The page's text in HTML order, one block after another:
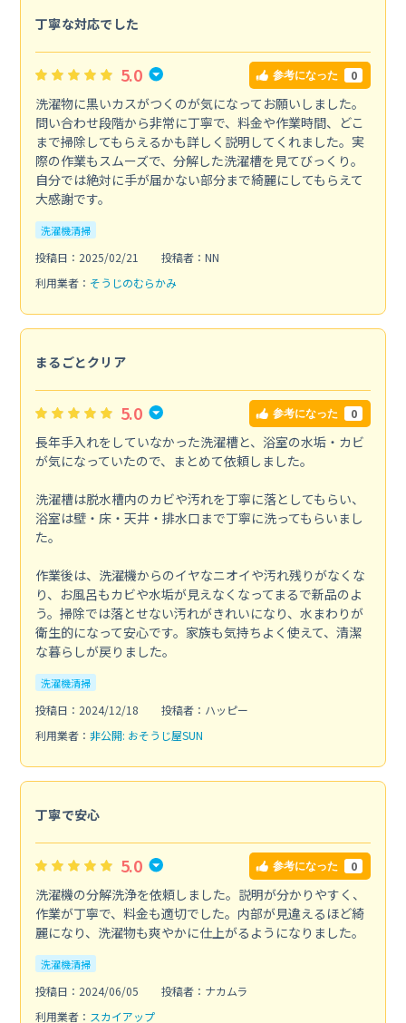
丁寧な対応でした
5.0 参考になった 0
洗濯物に黒いカスがつくのが気になってお願いしました。
問い合わせ段階から非常に丁寧で、料金や作業時間、どこ
まで掃除してもらえるかも詳しく説明してくれました。実
際の作業もスムーズで、分解した洗濯槽を見てびっくり。
自分では絶対に手が届かない部分まで綺麗にしてもらえて
大感謝です。
洗濯機清掃
投稿日：2025/02/21
投稿者：NN
利用業者： そうじのむらかみ
まるごとクリア
5.0 参考になった 0
長年手入れをしていなかった洗濯槽と、浴室の水垢・カビ
が気になっていたので、まとめて依頼しました。
洗濯槽は脱水槽内のカビや汚れを丁寧に落としてもらい、
浴室は壁・床・天井・排水口まで丁寧に洗ってもらいまし
た。
作業後は、洗濯機からのイヤなニオイや汚れ残りがなくな
り、お風呂もカビや水垢が見えなくなってまるで新品のよ
う。掃除では落とせない汚れがきれいになり、水まわりが
衛生的になって安心です。家族も気持ちよく使えて、清潔
な暮らしが戻りました。
洗濯機清掃
投稿日：2024/12/18
投稿者：ハッピー
利用業者： 非公開: おそうじ屋SUN
丁寧で安心
5.0 参考になった 0
洗濯機の分解洗浄を依頼しました。説明が分かりやすく、
作業が丁寧で、料金も適切でした。内部が見違えるほど綺
麗になり、洗濯物も爽やかに仕上がるようになりました。
洗濯機清掃
投稿日：2024/06/05
投稿者：ナカムラ
利用業者： スカイアップ